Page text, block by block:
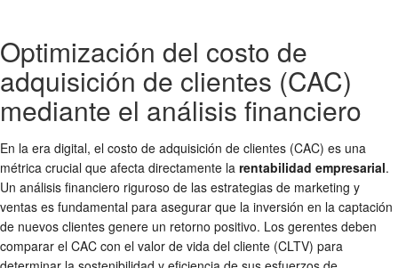
Optimización del costo de
adquisición de clientes (CAC)
mediante el análisis financiero
En la era digital, el costo de adquisición de clientes (CAC) es una
métrica crucial que afecta directamente la rentabilidad empresarial.
Un análisis financiero riguroso de las estrategias de marketing y
ventas es fundamental para asegurar que la inversión en la captación
de nuevos clientes genere un retorno positivo. Los gerentes deben
comparar el CAC con el valor de vida del cliente (CLTV) para